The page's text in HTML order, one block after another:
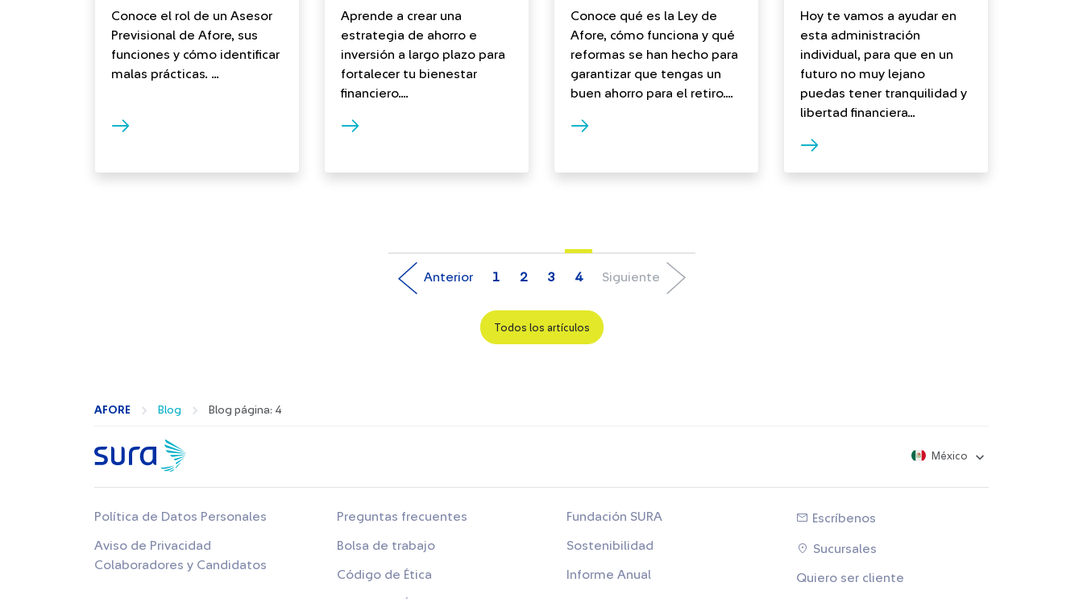
Conoce el rol de un Asesor
Previsional de Afore, sus
funciones y cómo identificar
malas prácticas. ...
futuro
Aprende a crear una
estrategia de ahorro e
inversión a largo plazo para
fortalecer tu bienestar
financiero....
Afore
Conoce qué es la Ley de
Afore, cómo funciona y qué
reformas se han hecho para
garantizar que tengas un
buen ahorro para el retiro....
Hoy te vamos a ayudar en
esta administración
individual, para que en un
futuro no muy lejano
puedas tener tranquilidad y
libertad financiera...
Anterior 1 2 3 4 Siguiente
Todos los artículos
AFORE Blog Blog página: 4
México
Política de Datos Personales
Aviso de Privacidad
Colaboradores y Candidatos
Preguntas frecuentes
Bolsa de trabajo
Código de Ética
Fundación SURA
Sostenibilidad
Informe Anual
Escríbenos
Sucursales
Quiero ser cliente